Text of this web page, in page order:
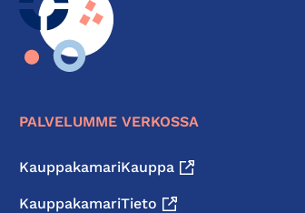
PALVELUMME VERKOSSA
KauppakamariKauppa
KauppakamariTieto